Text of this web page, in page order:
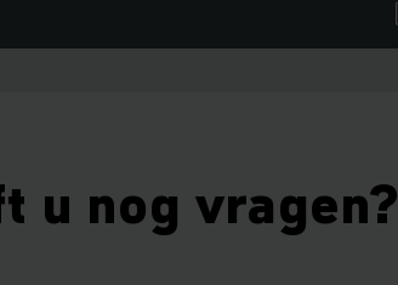
u nog vragen?